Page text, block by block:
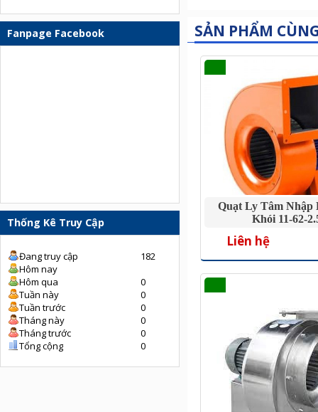
Fanpage Facebook
Thống Kê Truy Cập
Đang truy cập
182
Hôm nay
Hôm qua
0
Tuần này
0
Tuần trước
0
Tháng này
0
Tháng trước
0
Tổng cộng
0
SẢN PHẨM
Quạt Ly Tâm Nhập
Khói 11-62-
Liên hệ